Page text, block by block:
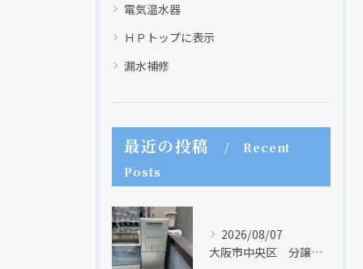
電気温水器
ＨＰトップに表示
漏水補修
最近の投稿
Recent
Posts
2026/08/07
大阪市中央区 分譲マンションの給湯器取替リフォーム工事 UV除菌機能搭載給湯器